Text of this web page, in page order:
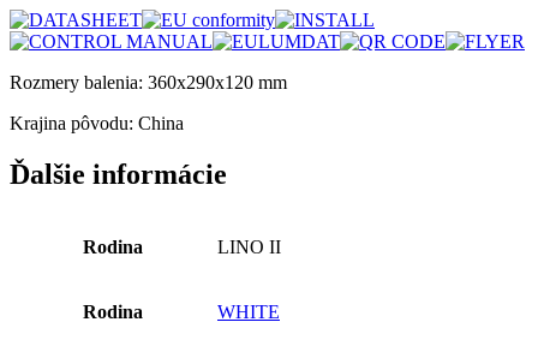
Rozmery balenia: 360x290x120 mm
Krajina pôvodu: China
Ďalšie informácie
Rodina LINO II
Rodina WHITE